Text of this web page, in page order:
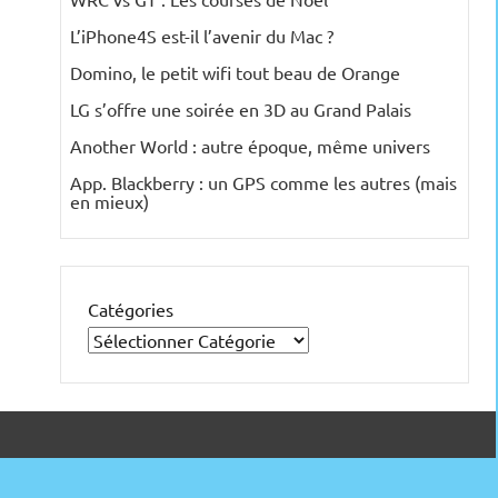
L’iPhone4S est-il l’avenir du Mac ?
Domino, le petit wifi tout beau de Orange
LG s’offre une soirée en 3D au Grand Palais
Another World : autre époque, même univers
App. Blackberry : un GPS comme les autres (mais
en mieux)
Catégories